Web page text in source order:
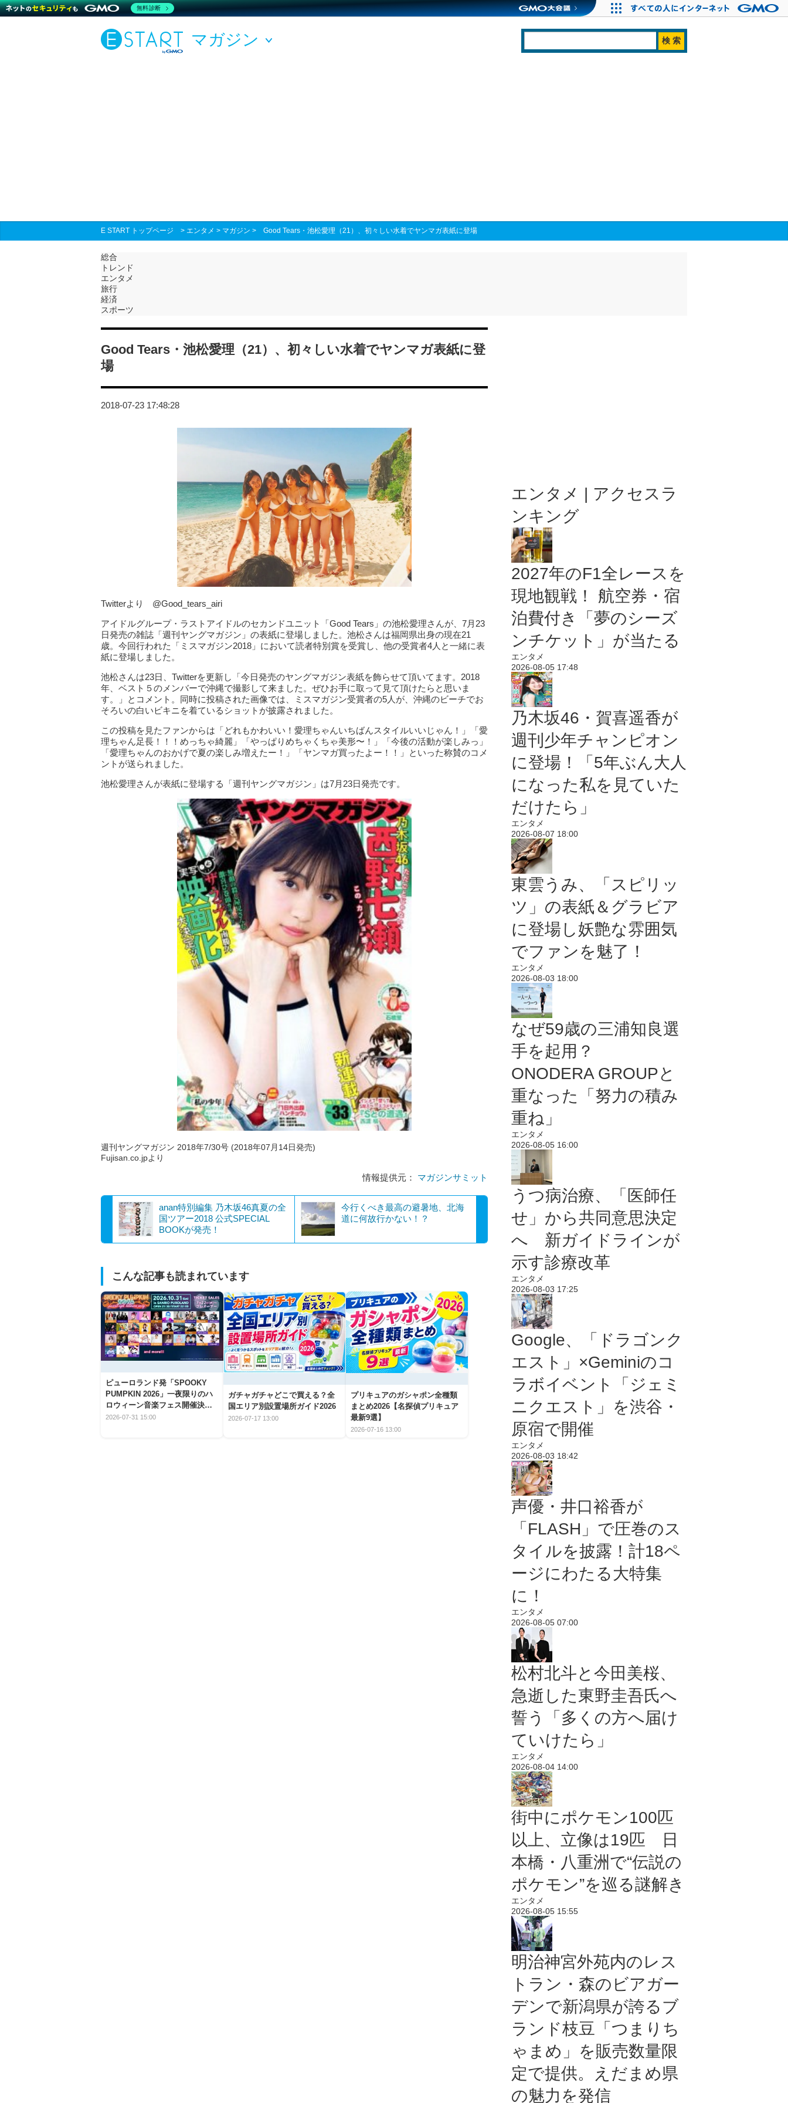
マガジン
E START トップページ > エンタメ > マガジン > Good Tears・池松愛理（21）、初々しい水着でヤンマガ表紙に登場
総合
トレンド
エンタメ
旅行
経済
スポーツ
Good Tears・池松愛理（21）、初々しい水着でヤンマガ表紙に登
場
2018-07-23 17:48:28
Twitterより @Good_tears_airi
アイドルグループ・ラストアイドルのセカンドユニット「Good Tears」の池松愛理さんが、7月23
日発売の雑誌「週刊ヤングマガジン」の表紙に登場しました。池松さんは福岡県出身の現在21
歳。今回行われた「ミスマガジン2018」において読者特別賞を受賞し、他の受賞者4人と一緒に表
紙に登場しました。
池松さんは23日、Twitterを更新し「今日発売のヤングマガジン表紙を飾らせて頂いてます。2018
年、ベスト５のメンバーで沖縄で撮影して来ました。ぜひお手に取って見て頂けたらと思いま
す。」とコメント。同時に投稿された画像では、ミスマガジン受賞者の5人が、沖縄のビーチでお
そろいの白いビキニを着ているショットが披露されました。
この投稿を見たファンからは「どれもかわいい！愛理ちゃんいちばんスタイルいいじゃん！」「愛
理ちゃん足長！！！めっちゃ綺麗」「やっぱりめちゃくちゃ美形〜！」「今後の活動が楽しみっ」
「愛理ちゃんのおかげで夏の楽しみ増えたー！」「ヤンマガ買ったよー！！」といった称賛のコメ
ントが送られました。
池松愛理さんが表紙に登場する「週刊ヤングマガジン」は7月23日発売です。
週刊ヤングマガジン 2018年7/30号 (2018年07月14日発売)
Fujisan.co.jpより
情報提供元： マガジンサミット
anan特別編集 乃木坂46真夏の全
国ツアー2018 公式SPECIAL
BOOKが発売！
今行くべき最高の避暑地、北海
道に何故行かない！？
こんな記事も読まれています
ピューロランド発「SPOOKY
PUMPKIN 2026」一夜限りのハ
ロウィーン音楽フェス開催決
定！
2026-07-31 15:00
ガチャガチャどこで買える？全
国エリア別設置場所ガイド2026
2026-07-17 13:00
プリキュアのガシャポン全種類
まとめ2026【名探偵プリキュア
最新9選】
2026-07-16 13:00
エンタメ | アクセスラ
ンキング
2027年のF1全レースを
現地観戦！ 航空券・宿
泊費付き「夢のシーズ
ンチケット」が当たる
エンタメ
2026-08-05 17:48
乃木坂46・賀喜遥香が
週刊少年チャンピオン
に登場！「5年ぶん大人
になった私を見ていた
だけたら」
エンタメ
2026-08-07 18:00
東雲うみ、「スピリッ
ツ」の表紙＆グラビア
に登場し妖艶な雰囲気
でファンを魅了！
エンタメ
2026-08-03 18:00
なぜ59歳の三浦知良選
手を起用？
ONODERA GROUPと
重なった「努力の積み
重ね」
エンタメ
2026-08-05 16:00
うつ病治療、「医師任
せ」から共同意思決定
へ 新ガイドラインが
示す診療改革
エンタメ
2026-08-03 17:25
Google、「ドラゴンク
エスト」×Geminiのコ
ラボイベント「ジェミ
ニクエスト」を渋谷・
原宿で開催
エンタメ
2026-08-03 18:42
声優・井口裕香が
「FLASH」で圧巻のス
タイルを披露！計18ペ
ージにわたる大特集
に！
エンタメ
2026-08-05 07:00
松村北斗と今田美桜、
急逝した東野圭吾氏へ
誓う「多くの方へ届け
ていけたら」
エンタメ
2026-08-04 14:00
街中にポケモン100匹
以上、立像は19匹 日
本橋・八重洲で“伝説の
ポケモン”を巡る謎解き
エンタメ
2026-08-05 15:55
明治神宮外苑内のレス
トラン・森のビアガー
デンで新潟県が誇るブ
ランド枝豆「つまりち
ゃまめ」を販売数量限
定で提供。えだまめ県
の魅力を発信
無料診断